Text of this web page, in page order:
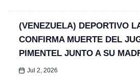
(VENEZUELA) DEPORTIVO
CONFIRMA MUERTE DEL
PIMENTEL JUNTO A SU
Jul 2, 2026